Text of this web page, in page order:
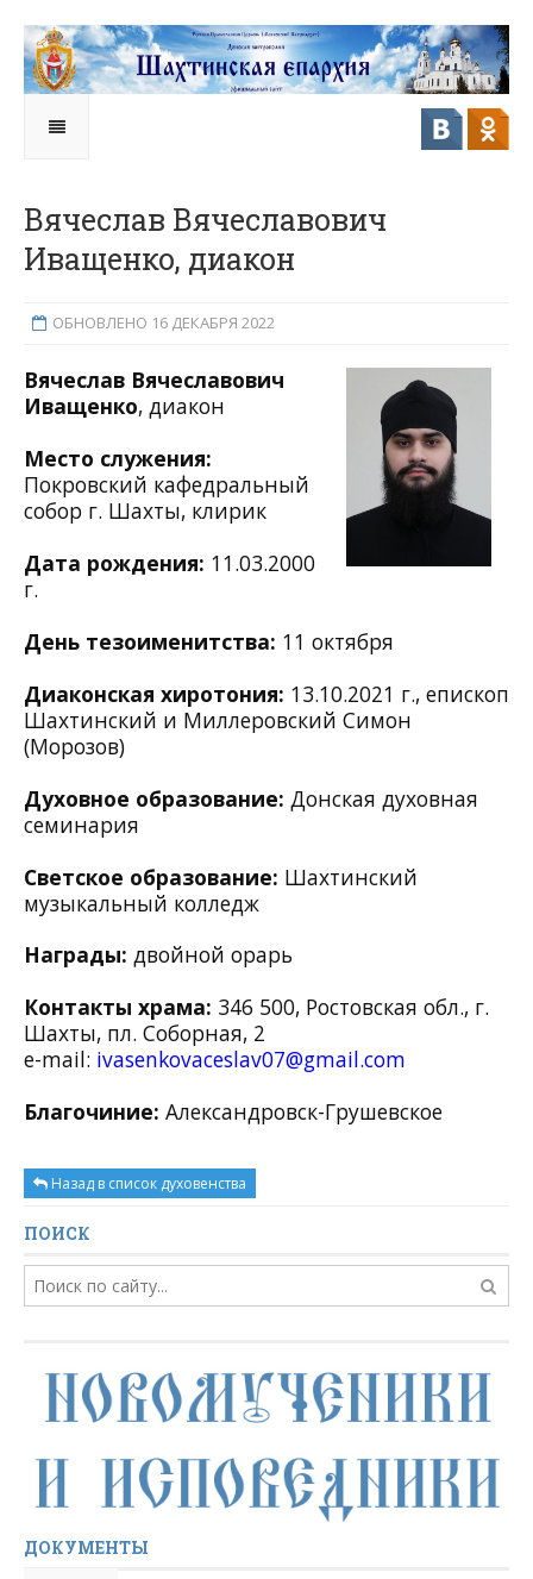
Вячеслав Вячеславович
Иващенко, диакон
ОБНОВЛЕНО 16 ДЕКАБРЯ 2022
Вячеслав Вячеславович
Иващенко, диакон
Место служения:
Покровский кафедральный
собор г. Шахты, клирик
Дата рождения: 11.03.2000
г.
День тезоименитства: 11 октября
Диаконская хиротония: 13.10.2021 г., епископ
Шахтинский и Миллеровский Симон
(Морозов)
Духовное образование: Донская духовная
семинария
Светское образование: Шахтинский
музыкальный колледж
Награды: двойной орарь
Контакты храма: 346 500, Ростовская обл., г.
Шахты, пл. Соборная, 2
e-mail: ivasenkovaceslav07@gmail.com
Благочиние: Александровск-Грушевское
Назад в список духовенства
ПОИСК
ДОКУМЕНТЫ